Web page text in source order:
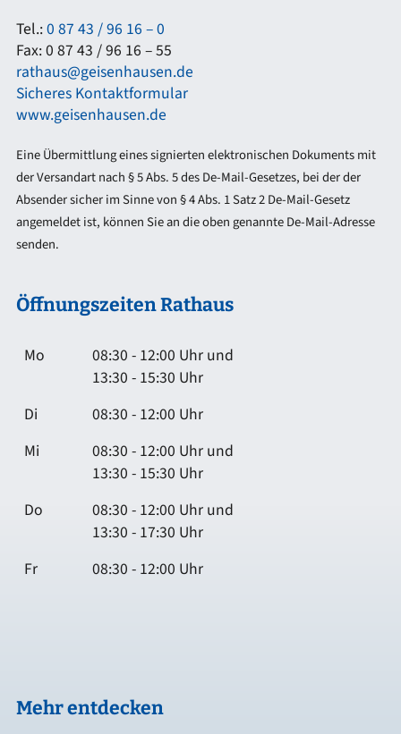
Tel.:0 87 43 / 96 16 – 0
Fax: 0 87 43 / 96 16 – 55
rathaus@geisenhausen.de
Sicheres Kontaktformular
www.geisenhausen.de
Eine Übermittlung eines signierten elektronischen Dokuments mit
der Versandart nach § 5 Abs. 5 des De-Mail-Gesetzes, bei der der
Absender sicher im Sinne von § 4 Abs. 1 Satz 2 De-Mail-Gesetz
angemeldet ist, können Sie an die oben genannte De-Mail-Adresse
senden.
Öffnungszeiten Rathaus
Mo
08:30 - 12:00 Uhr und
13:30 - 15:30 Uhr
Di
08:30 - 12:00 Uhr
Mi
08:30 - 12:00 Uhr und
13:30 - 15:30 Uhr
Do
08:30 - 12:00 Uhr und
13:30 - 17:30 Uhr
Fr
08:30 - 12:00 Uhr
Mehr entdecken